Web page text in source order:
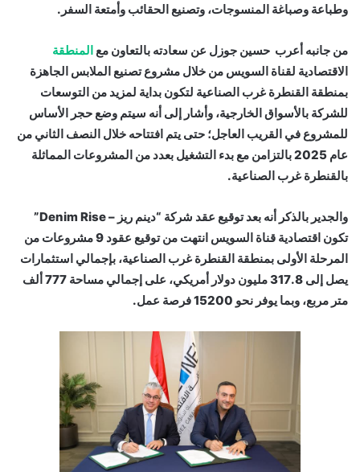
وطباعة وصباغة المنسوجات، وتصنيع الحقائب وأمتعة السفر.
من جانبه أعرب حسين جوزل عن سعادته بالتعاون مع المنطقة
الاقتصادية لقناة السويس من خلال مشروع تصنيع الملابس الجاهزة
بمنطقة القنطرة غرب الصناعية لتكون بداية لمزيد من التوسعات
للشركة بالأسواق الخارجية، وأشار إلى أنه سيتم وضع حجر الأساس
للمشروع في القريب العاجل؛ حتى يتم افتتاحه خلال النصف الثاني من
عام 2025 بالتزامن مع بدء التشغيل بعدد من المشروعات المماثلة
بالقنطرة غرب الصناعية.
والجدير بالذكر أنه بعد توقيع عقد شركة “دينم ريز – Denim Rise”
تكون اقتصادية قناة السويس انتهت من توقيع عقود 9 مشروعات من
المرحلة الأولى بمنطقة القنطرة غرب الصناعية، بإجمالي استثمارات
يصل إلى 317.8 مليون دولار أمريكي، على إجمالي مساحة 777 ألف
متر مربع، وبما يوفر نحو 15200 فرصة عمل.